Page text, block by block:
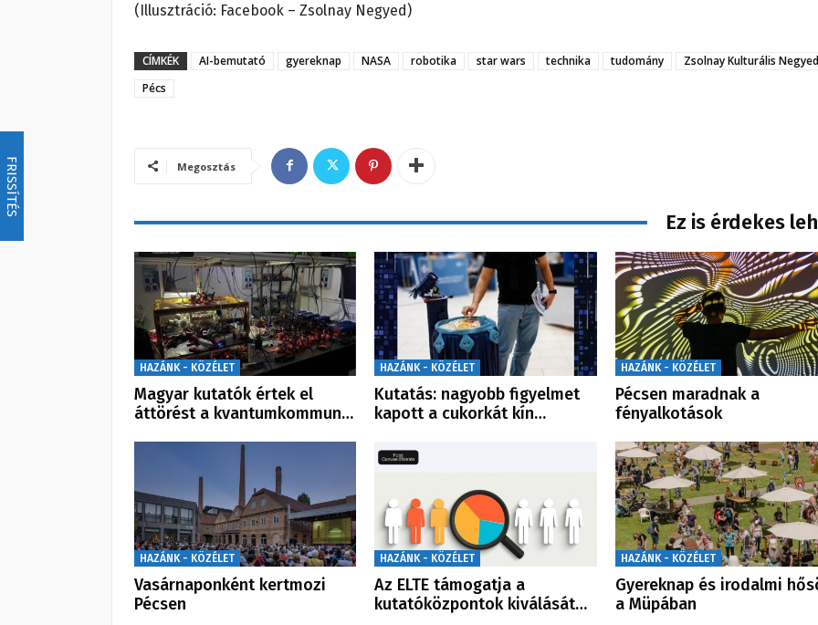
FRISSÍTÉS
(Illusztráció: Facebook – Zsolnay Negyed)
CÍMKÉK AI-bemutató gyereknap NASA robotika star wars technika tudomány
Zsolnay Kulturális Negyed
Pécs
Megosztás
Ez is érdekes
HAZÁNK - KÖZÉLET
Magyar kutatók értek el
áttörést a kvantumkommun…
HAZÁNK - KÖZÉLET
Kutatás: nagyobb figyelmet
kapott a cukorkát kín…
HAZÁNK - KÖZÉLET
Pécsen maradnak a
fényalkotások
HAZÁNK - KÖZÉLET
Vasárnaponként kertmozi
Pécsen
HAZÁNK - KÖZÉLET
Az ELTE támogatja a
kutatóközpontok kiválását…
HAZÁNK - KÖZÉLET
Gyereknap és irodalmi
a Müpában